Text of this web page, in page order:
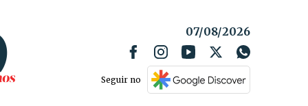
07/08/2026
Seguir no